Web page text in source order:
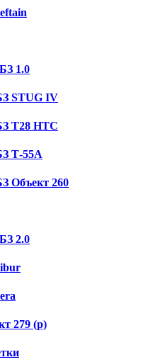
1.0
STUG IV
T28 HTC
Т-55А
Объект 260
2.0
279 (р)